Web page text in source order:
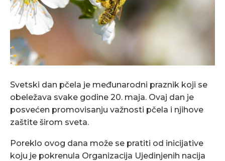
Svetski dan pčela je međunarodni praznik koji se
obeležava svake godine 20. maja. Ovaj dan je
posvećen promovisanju važnosti pčela i njihove
zaštite širom sveta.
Poreklo ovog dana može se pratiti od inicijative
koju je pokrenula Organizacija Ujedinjenih nacija